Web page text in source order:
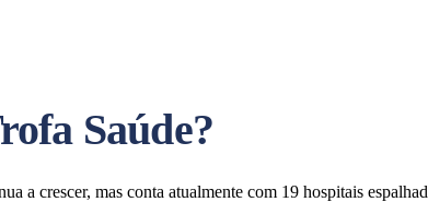
Saúde?
a crescer, mas conta atualmente com 19 hospitais